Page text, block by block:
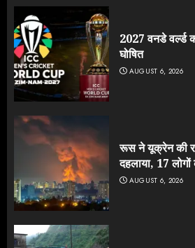
2027 वनडे वर्ल्ड
घोषित
AUGUST 6, 2026
रूस ने यूक्रेन की
दहलाया, 17 लोगों
AUGUST 6, 2026